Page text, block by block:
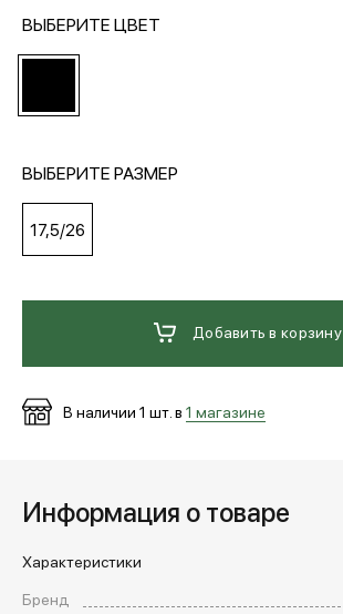
ОПЛАТА И ДОСТАВКА
ВЫБЕРИТЕ ЦВЕТ
ВЫБЕРИТЕ РАЗМЕР
17,5/26
Добавить в корзину
В наличии 1 шт. в 1 магазине
Информация о товаре
Характеристики
Бренд